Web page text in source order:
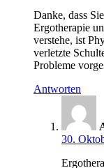
Danke, dass
Ergotherapie
verstehe, ist
verletzte
Probleme
Antworten
30.